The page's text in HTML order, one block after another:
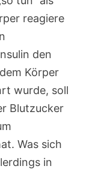
reagiere
den
Körper
wurde, soll
Blutzucker
Was sich
in